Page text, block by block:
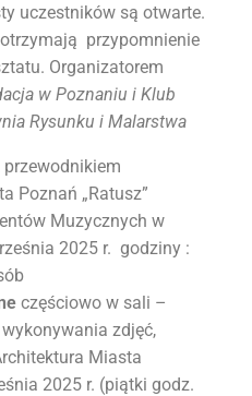
uczestników są otwarte.
przypomnienie
Organizatorem
w Poznaniu i Klub
Rysunku i Malarstwa
Poznań „Ratusz”
Muzycznych w
2025 r. godziny :
częściowo w sali –
zdjęć,
Miasta
2025 r. (piątki godz.